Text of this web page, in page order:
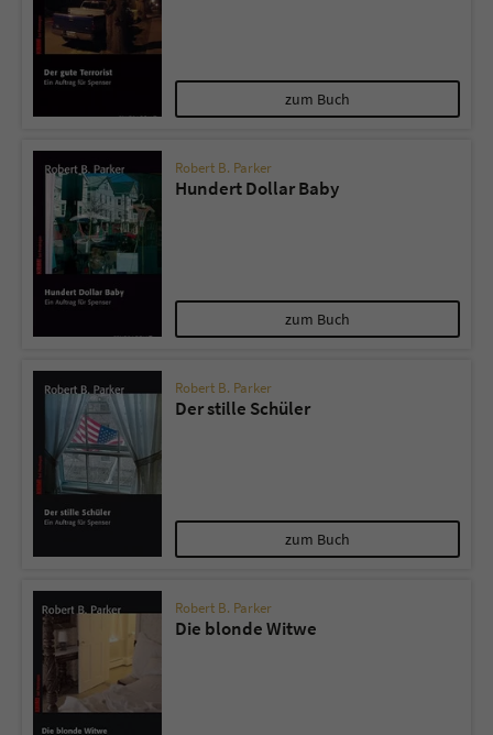
zum Buch
Robert B. Parker
Hundert Dollar Baby
zum Buch
Robert B. Parker
Der stille Schüler
zum Buch
Robert B. Parker
Die blonde Witwe